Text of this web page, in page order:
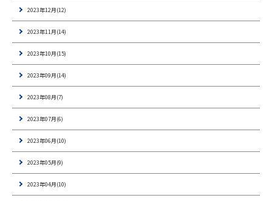
2023年12月(12)
2023年11月(14)
2023年10月(15)
2023年09月(14)
2023年08月(7)
2023年07月(6)
2023年06月(10)
2023年05月(9)
2023年04月(10)